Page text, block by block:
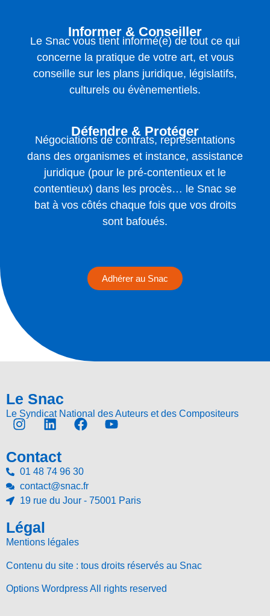
Informer & Conseiller
Le Snac vous tient informé(e) de tout ce qui
concerne la pratique de votre art, et vous
conseille sur les plans juridique, législatifs,
culturels ou évènementiels.
Défendre & Protéger
Négociations de contrats, représentations
dans des organismes et instance, assistance
juridique (pour le pré-contentieux et le
contentieux) dans les procès… le Snac se
bat à vos côtés chaque fois que vos droits
sont bafoués.
Adhérer au Snac
Le Snac
Le Syndicat National des Auteurs et des Compositeurs
Contact
01 48 74 96 30
contact@snac.fr
19 rue du Jour - 75001 Paris
Légal
Mentions légales
Contenu du site : tous droits réservés au Snac
Options Wordpress All rights reserved